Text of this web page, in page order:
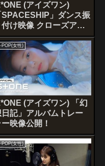
(アイズワン)
SPACESHIP」ダンス振
付け映像 クローズアッ
バージョン
POP(女性)
(アイズワン) 「幻
日記」アルバムトレー
ー映像公開！
POP(女性)